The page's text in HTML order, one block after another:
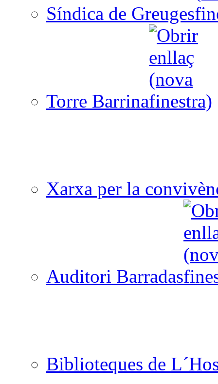
Síndica de Greuges
Torre Barrina
Xarxa per la
Auditori Barradas
Biblioteques de